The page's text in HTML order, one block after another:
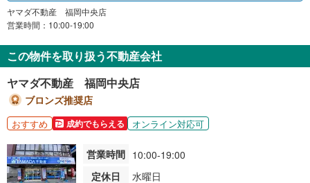
ヤマダ不動産 福岡中央店
営業時間：10:00-19:00
この物件を取り扱う不動産会社
ヤマダ不動産 福岡中央店
ブロンズ推奨店
おすすめ 成約でもらえる オンライン対応可
営業時間 10:00-19:00
定休日
水曜日